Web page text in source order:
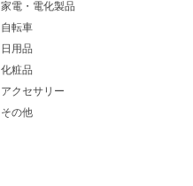
家電・電化製品
自転車
日用品
化粧品
アクセサリー
その他